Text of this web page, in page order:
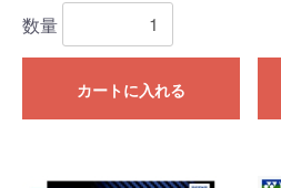
数量
カートに入れる